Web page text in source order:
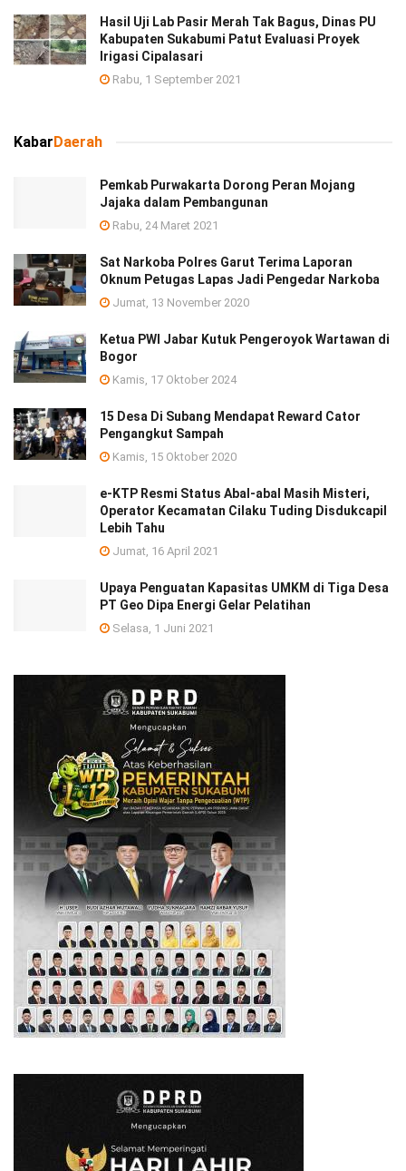
Hasil Uji Lab Pasir Merah Tak Bagus, Dinas PU
Kabupaten Sukabumi Patut Evaluasi Proyek
Irigasi Cipalasari
Rabu, 1 September 2021
KabarDaerah
Pemkab Purwakarta Dorong Peran Mojang
Jajaka dalam Pembangunan
Rabu, 24 Maret 2021
Sat Narkoba Polres Garut Terima Laporan
Oknum Petugas Lapas Jadi Pengedar Narkoba
Jumat, 13 November 2020
Ketua PWI Jabar Kutuk Pengeroyok Wartawan di
Bogor
Kamis, 17 Oktober 2024
15 Desa Di Subang Mendapat Reward Cator
Pengangkut Sampah
Kamis, 15 Oktober 2020
e-KTP Resmi Status Abal-abal Masih Misteri,
Operator Kecamatan Cilaku Tuding Disdukcapil
Lebih Tahu
Jumat, 16 April 2021
Upaya Penguatan Kapasitas UMKM di Tiga Desa
PT Geo Dipa Energi Gelar Pelatihan
Selasa, 1 Juni 2021